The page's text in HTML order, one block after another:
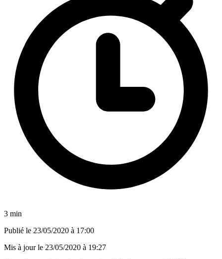
3 min
Publié le 23/05/2020 à 17:00
Mis à jour le 23/05/2020 à 19:27